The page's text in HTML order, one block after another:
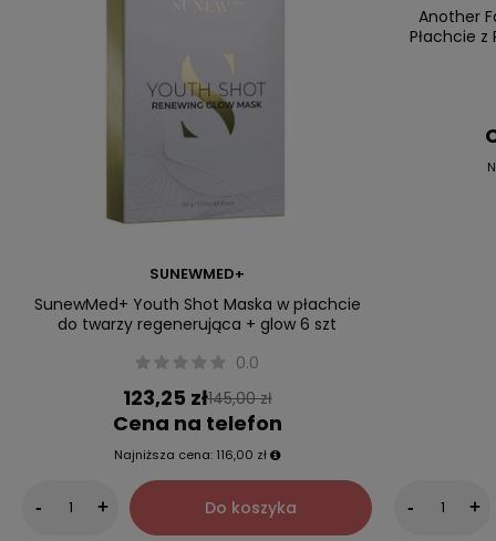
SUNEWMED+
SunewMed+ Youth Shot Maska w płachcie
do twarzy regenerująca + glow 6 szt
0.0
123,25 zł145,00 zł
Cena na telefon
Najniższa cena: 116,00 zł
- + Do koszyka
Another
Płachcie
- +